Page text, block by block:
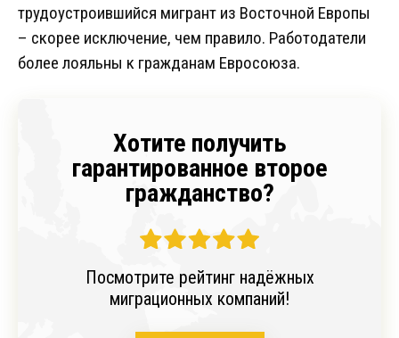
трудоустроившийся мигрант из Восточной Европы
– скорее исключение, чем правило. Работодатели
более лояльны к гражданам Евросоюза.
Хотите получить
гарантированное второе
гражданство?
Посмотрите рейтинг надёжных
миграционных компаний!